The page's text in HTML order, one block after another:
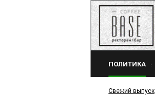
ПОЛИТИКА
Свежий выпуск